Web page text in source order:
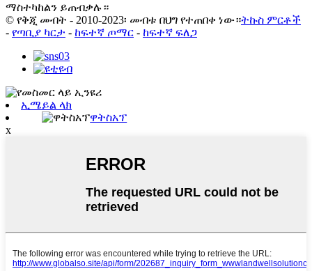
ማስተካከልን ይጠብቃሉ።
© የቅጂ መብት - 2010-2023፡ መብቱ በህግ የተጠበቀ ነው።ትኩስ ምርቶች
- የጣቢያ ካርታ - ከፍተኛ ጦማር - ከፍተኛ ፍለጋ
ኢሜይል ላክ
ዋትስአፕ
x